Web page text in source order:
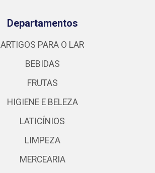
Departamentos
ARTIGOS PARA O LAR
BEBIDAS
FRUTAS
HIGIENE E BELEZA
LATICÍNIOS
LIMPEZA
MERCEARIA